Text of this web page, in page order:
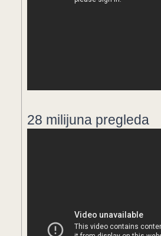
28 milijuna pregleda